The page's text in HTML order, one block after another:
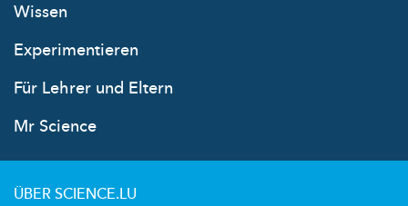
Wissen
Experimentieren
Für Lehrer und Eltern
Mr Science
ÜBER SCIENCE.LU